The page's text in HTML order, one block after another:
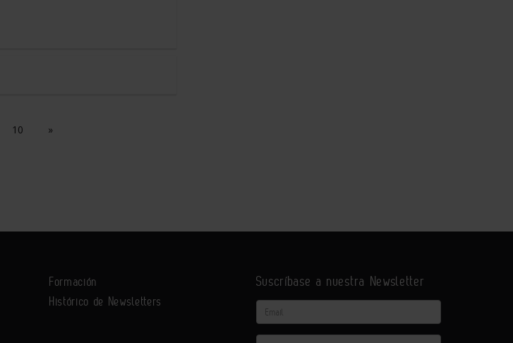
10 »
Formación
Histórico de Newsletters
Suscríbase a nuestra Newsletter
Email